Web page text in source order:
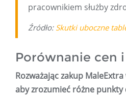
pracownikiem służby
Źródło: Skutki uboczne
Porównanie cen
Rozważając zakup
aby zrozumieć różne punkty